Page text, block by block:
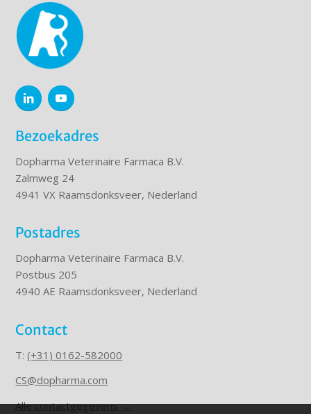
Bezoekadres
Dopharma Veterinaire Farmaca B.V.
Zalmweg 24
4941 VX Raamsdonksveer, Nederland
Postadres
Dopharma Veterinaire Farmaca B.V.
Postbus 205
4940 AE Raamsdonksveer, Nederland
Contact
T:(+31) 0162-582000
CS@dopharma.com
Alle contactgegevens →